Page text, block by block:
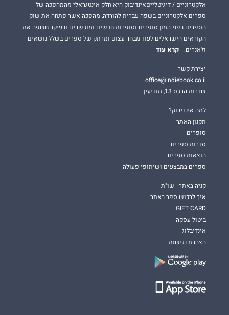
אלקטרוניים / דיגיטלייםאינדיבוק היא חלק אינטגראלי מהמהפכה של
ספרים אלקטרוניים בשפה עברית להורדה, מהפכה אשר פתחה את שוק
הספרים בפני המון סופרים וסופרות חדשים ומוכשרים ובעיקר חשפה את
הקוראים הישראלים לעוד מבחר עצום ומרתק של ספרים בשלל נושאים
וז'אנרים.
קרא עוד
יצירת קשר
office@indiebook.co.il
שדרות הרכס 13, מודיעין
למה אינדיבוק?
תקנון האתר
סופרים
סדרות ספרים
הוצאות ספרים
ספרים במבצעים ושיתופי פעולה
קניה באתר - שו"ת
איך לרכוש ספר באתר
GIFT CARD
ביטול עסקה
אינדיבלוג
הצהרת נגישות